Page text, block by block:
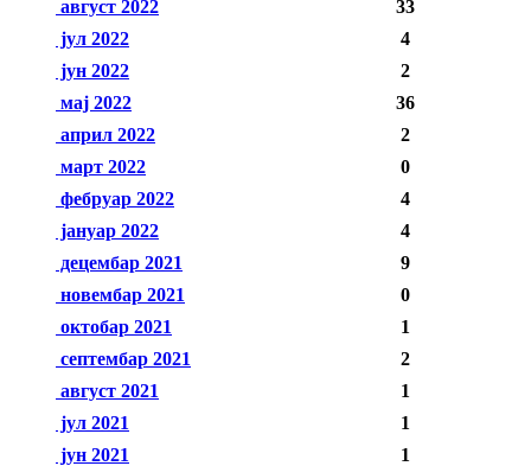
август 2022
33
јул 2022
4
јун 2022
2
мај 2022
36
април 2022
2
март 2022
0
фебруар 2022
4
јануар 2022
4
децембар 2021
9
новембар 2021
0
октобар 2021
1
септембар 2021
2
август 2021
1
јул 2021
1
јун 2021
1